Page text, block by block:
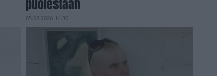
puolestaan
05.08.2026 14.30